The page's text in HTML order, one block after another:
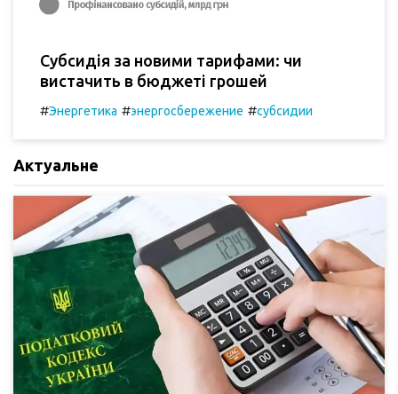
Субсидія за новими тарифами: чи
вистачить в бюджеті грошей
#Энергетика #энергосбережение #субсидии
Актуальне